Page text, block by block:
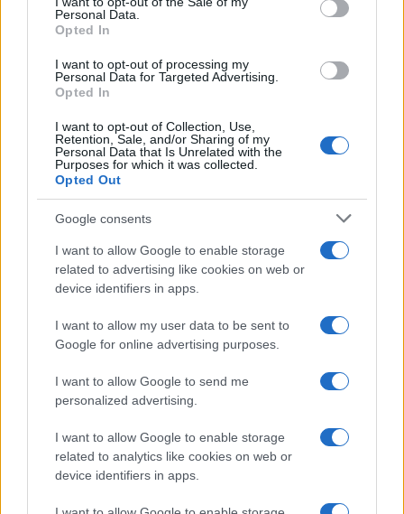
Personal Data.
Opted In
I want to opt-out of processing my
Personal Data for Targeted Advertising.
Opted In
I want to opt-out of Collection, Use,
Retention, Sale, and/or Sharing of my
Personal Data that Is Unrelated with the
Purposes for which it was collected.
Opted Out
Google consents
I want to allow Google to enable storage
related to advertising like cookies on web or
device identifiers in apps.
I want to allow my user data to be sent to
Google for online advertising purposes.
I want to allow Google to send me
personalized advertising.
I want to allow Google to enable storage
related to analytics like cookies on web or
device identifiers in apps.
Ροή Ειδήσεων
To Ιράν συζητά με το Ομάν για τα Στενά
του Ορμούζ αλλά παραμένει η απαίτηση
για αμερικανικές παραχωρήσεις
Αναπτυξιακός νόμος: €150 εκατ. για την
COMMENTS